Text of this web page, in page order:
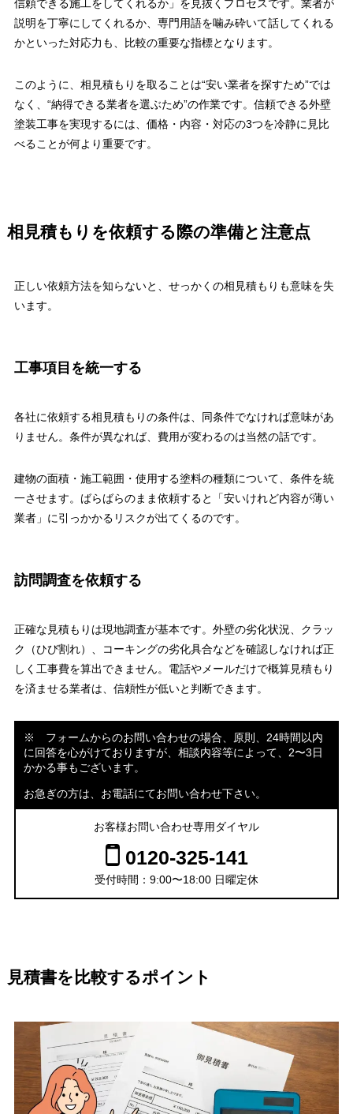
信頼できる施工をしてくれるか」を見抜くプロセスです。業者が
説明を丁寧にしてくれるか、専門用語を噛み砕いて話してくれる
かといった対応力も、比較の重要な指標となります。
このように、相見積もりを取ることは“安い業者を探すため”では
なく、“納得できる業者を選ぶため”の作業です。信頼できる外壁
塗装工事を実現するには、価格・内容・対応の3つを冷静に見比
べることが何より重要です。
相見積もりを依頼する際の準備と注意点
正しい依頼方法を知らないと、せっかくの相見積もりも意味を失
います。
工事項目を統一する
各社に依頼する相見積もりの条件は、同条件でなければ意味があ
りません。条件が異なれば、費用が変わるのは当然の話です。
建物の面積・施工範囲・使用する塗料の種類について、条件を統
一させます。ばらばらのまま依頼すると「安いけれど内容が薄い
業者」に引っかかるリスクが出てくるのです。
訪問調査を依頼する
正確な見積もりは現地調査が基本です。外壁の劣化状況、クラッ
ク（ひび割れ）、コーキングの劣化具合などを確認しなければ正
しく工事費を算出できません。電話やメールだけで概算見積もり
を済ませる業者は、信頼性が低いと判断できます。
※ フォームからのお問い合わせの場合、原則、24時間以内
に回答を心がけておりますが、相談内容等によって、2〜3日
かかる事もございます。
お急ぎの方は、お電話にてお問い合わせ下さい。
お客様お問い合わせ専用ダイヤル
0120-325-141
受付時間：9:00〜18:00 日曜定休
見積書を比較するポイント